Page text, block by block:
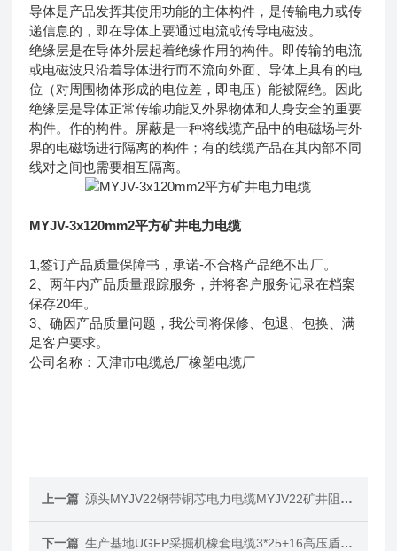
导体是产品发挥其使用功能的主体构件，是传输电力或传
递信息的，即在导体上要通过电流或传导电磁波。
绝缘层是在导体外层起着绝缘作用的构件。即传输的电流
或电磁波只沿着导体进行而不流向外面、导体上具有的电
位（对周围物体形成的电位差，即电压）能被隔绝。因此
绝缘层是导体正常传输功能又外界物体和人身安全的重要
构件。作的构件。屏蔽是一种将线缆产品中的电磁场与外
界的电磁场进行隔离的构件；有的线缆产品在其内部不同
线对之间也需要相互隔离。
MYJV-3x120mm2平方矿井电力电缆
1,签订产品质量保障书，承诺-不合格产品绝不出厂。
2、两年内产品质量跟踪服务，并将客户服务记录在档案
保存20年。
3、确因产品质量问题，我公司将保修、包退、包换、满
足客户要求。
公司名称：天津市电缆总厂橡塑电缆厂
上一篇 源头MYJV22钢带铜芯电力电缆MYJV22矿井阻燃电缆
下一篇 生产基地UGFP采掘机橡套电缆3*25+16高压盾构机电缆